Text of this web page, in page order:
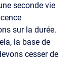
seconde vie
sur la durée.
la base de
cesser de